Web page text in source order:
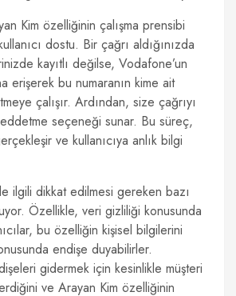
Kim özelliğinin çalışma prensibi
dostu. Bir çağrı aldığınızda
kayıtlı değilse, Vodafone’un
erişerek bu numaranın kime ait
çalışır. Ardından, size çağrıyı
seçeneği sunar. Bu süreç,
ve kullanıcıya anlık bilgi
ilgili dikkat edilmesi gereken bazı
Özellikle, veri gizliliği konusunda
bu özelliğin kişisel bilgilerini
endişe duyabilirler.
gidermek için kesinlikle müşteri
ve Arayan Kim özelliğinin